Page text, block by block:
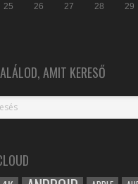
25 26 27 28 29
AMIT KERESŐ